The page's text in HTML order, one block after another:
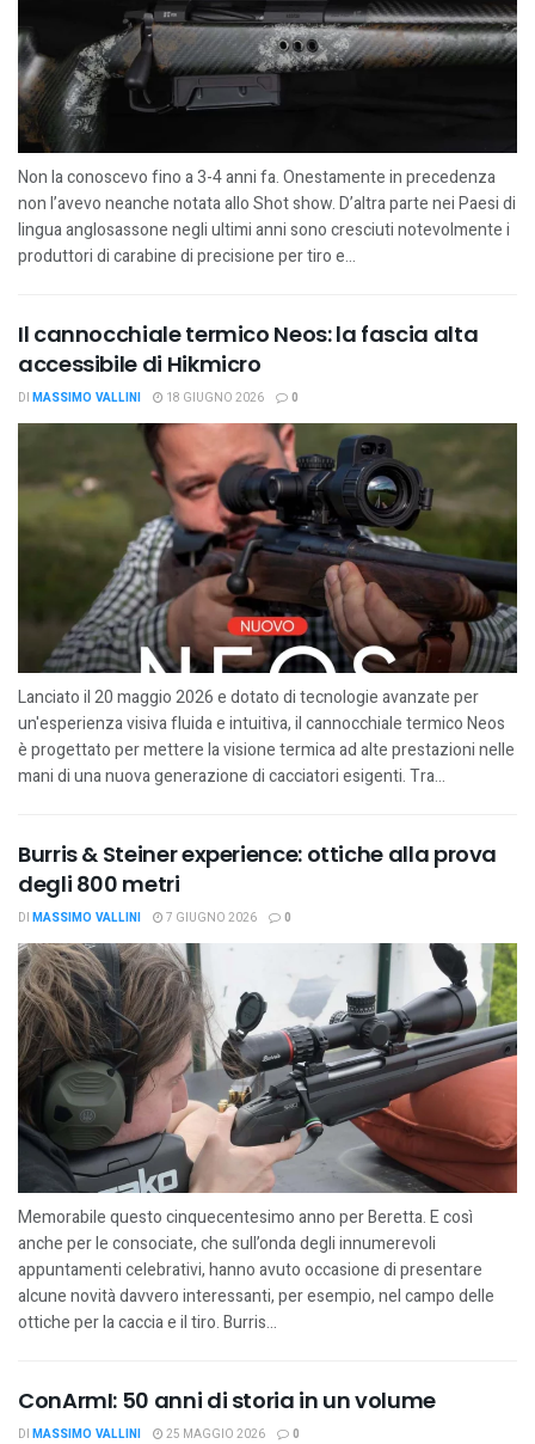
Non la conoscevo fino a 3-4 anni fa. Onestamente in precedenza
non l’avevo neanche notata allo Shot show. D’altra parte nei Paesi di
lingua anglosassone negli ultimi anni sono cresciuti notevolmente i
produttori di carabine di precisione per tiro e...
Il cannocchiale termico Neos: la fascia alta
accessibile di Hikmicro
DI MASSIMO VALLINI 18 GIUGNO 2026 0
Lanciato il 20 maggio 2026 e dotato di tecnologie avanzate per
un'esperienza visiva fluida e intuitiva, il cannocchiale termico Neos
è progettato per mettere la visione termica ad alte prestazioni nelle
mani di una nuova generazione di cacciatori esigenti. Tra...
Burris & Steiner experience: ottiche alla prova
degli 800 metri
DI MASSIMO VALLINI 7 GIUGNO 2026 0
Memorabile questo cinquecentesimo anno per Beretta. E così
anche per le consociate, che sull’onda degli innumerevoli
appuntamenti celebrativi, hanno avuto occasione di presentare
alcune novità davvero interessanti, per esempio, nel campo delle
ottiche per la caccia e il tiro. Burris...
ConArmI: 50 anni di storia in un volume
DI MASSIMO VALLINI 25 MAGGIO 2026 0